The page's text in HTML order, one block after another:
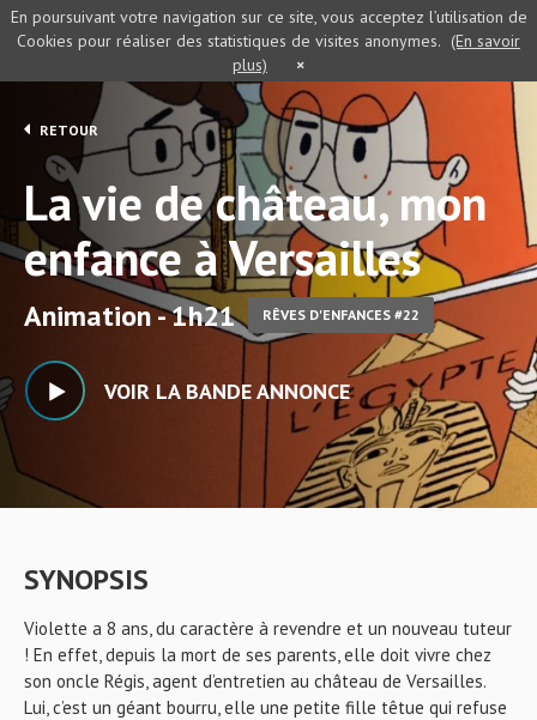
RETOUR
La vie de château, mon
enfance à Versailles
Animation - 1h21 RÊVES D'ENFANCES #22
VOIR LA BANDE ANNONCE
SYNOPSIS
Violette a 8 ans, du caractère à revendre et un nouveau tuteur
! En effet, depuis la mort de ses parents, elle doit vivre chez
son oncle Régis, agent d’entretien au château de Versailles.
Lui, c’est un géant bourru, elle une petite fille têtue qui refuse
En poursuivant votre navigation sur ce site, vous acceptez l’utilisation de
Cookies pour réaliser des statistiques de visites anonymes. (En savoir
plus)
×